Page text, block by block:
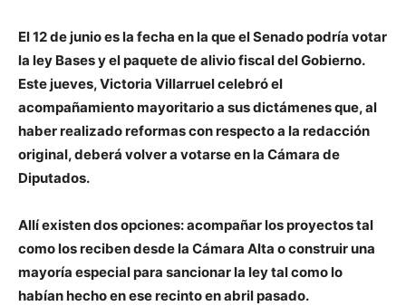
El 12 de junio es la fecha en la que el Senado podría votar
la ley Bases y el paquete de alivio fiscal del Gobierno.
Este jueves, Victoria Villarruel celebró el
acompañamiento mayoritario a sus dictámenes que, al
haber realizado reformas con respecto a la redacción
original, deberá volver a votarse en la Cámara de
Diputados.
Allí existen dos opciones: acompañar los proyectos tal
como los reciben desde la Cámara Alta o construir una
mayoría especial para sancionar la ley tal como lo
habían hecho en ese recinto en abril pasado.